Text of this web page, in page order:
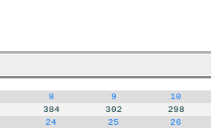
8 9 10
384 302 298
24 25 26